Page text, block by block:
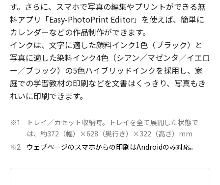
す。さらに、スマホで写真の編集やプリントができる無
料アプリ「Easy-PhotoPrint Editor」を使えば、簡単に
カレンダーなどの作品制作ができます。
インクは、文字に適した顔料インク1色（ブラック）と
写真に適した染料インク4色（シアン／マゼンタ／イエロ
ー／ブラック）の5色ハイブリッドインクを採用し、家
庭での学習教材の印刷などを文書はくっきり、写真もき
れいに印刷できます。
※1
トレイ／カセット収納時。トレイを全て展開した状態で
は、約372（幅）×628（奥行き）×322（高さ）mm
※2 ウェブページのスマホからの印刷はAndroidのみ対応。